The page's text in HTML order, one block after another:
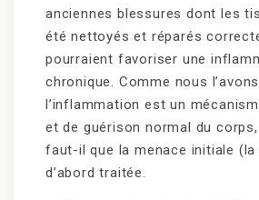
anciennes blessures dont les
été nettoyés et réparés
pourraient favoriser une
chronique. Comme nous
l’inflammation est un
et de guérison normal du
faut-il que la menace initiale
d’abord traitée.